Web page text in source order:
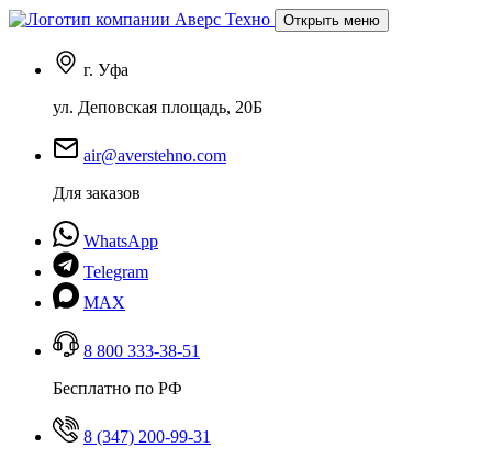
Открыть меню
г. Уфа
ул. Деповская площадь, 20Б
air@averstehno.com
Для заказов
WhatsApp
Telegram
MAX
8 800 333-38-51
Бесплатно по РФ
8 (347) 200-99-31